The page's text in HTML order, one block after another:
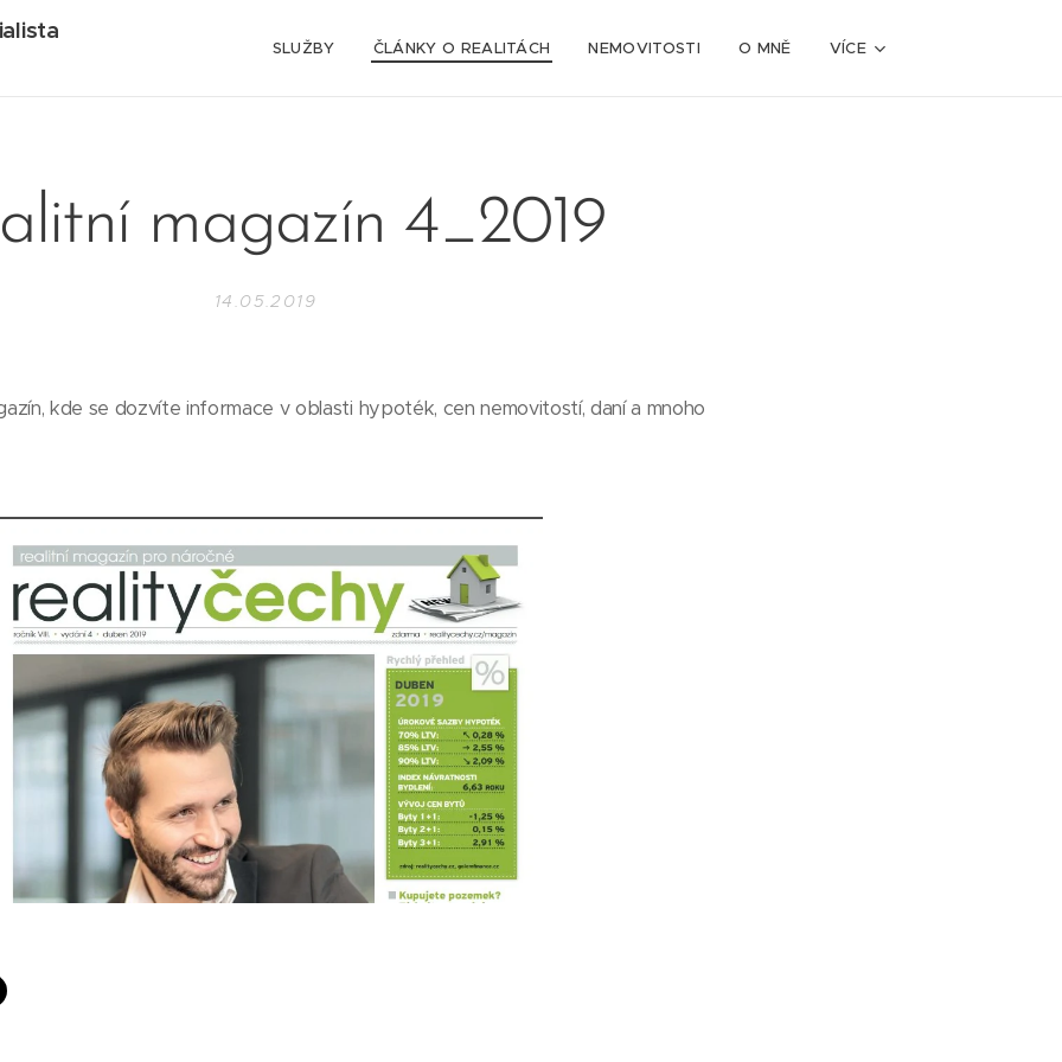
SLUŽBY ČLÁNKY O REALITÁCH NEMOVITOSTI O MNĚ VÍCE
magazín 4_2019
14.05.2019
kde se dozvíte informace v oblasti hypoték, cen nemovitostí, daní a mnoho